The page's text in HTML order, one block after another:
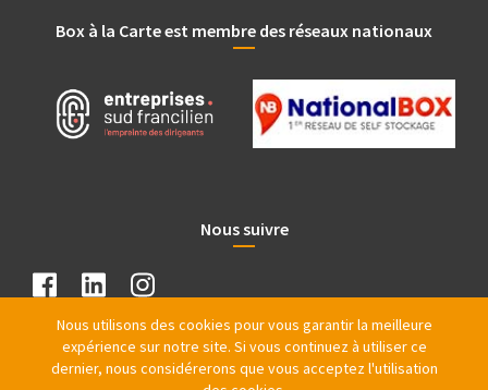
Box à la Carte est membre des réseaux nationaux
Nous suivre
Nous utilisons des cookies pour vous garantir la meilleure
expérience sur notre site. Si vous continuez à utiliser ce
dernier, nous considérerons que vous acceptez l'utilisation